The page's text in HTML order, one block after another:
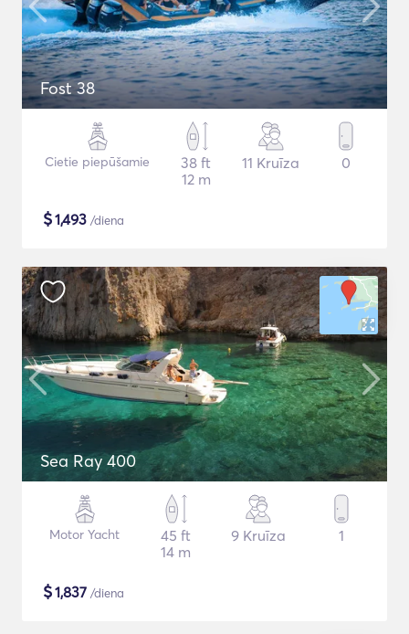
Fost 38
Cietie piepūšamie
38 ft
12 m
11 Kruīza 0
$1,493 /diena
Sea Ray 400
Motor Yacht
45 ft
14 m
9 Kruīza 1
$1,837 /diena